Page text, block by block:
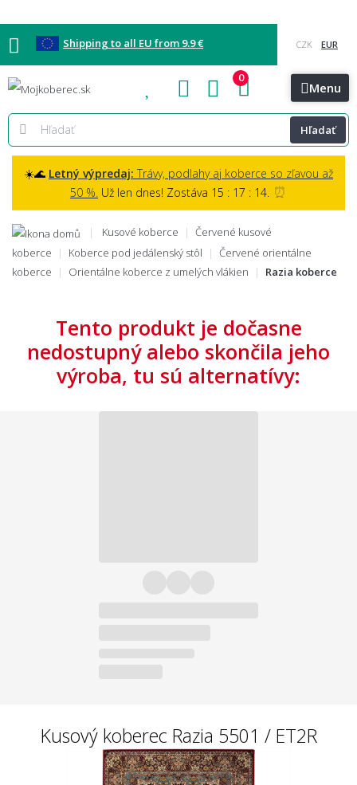
Shipping to all EU from 9.9 €
Blog Kontakt Menu
Hľadať
0
☀️🌊 Letný výpredaj: Trávy, podlahy aj koberce so zľavou až
50 %. Už len dnes! Zostáva 15 : 17 : 13. ⏰
Kusové koberce
Červené kusové
koberce
Koberce pod jedálenský stôl
Červené orientálne
koberce
Orientálne koberce z umelých vlákien Razia koberce
Tento produkt je dočasne
nedostupný alebo skončila jeho
výroba, tu sú alternatívy:
Kusový koberec Razia 5501 / ET2R